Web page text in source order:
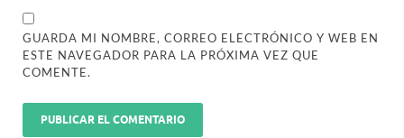
GUARDA MI NOMBRE, CORREO ELECTRÓNICO Y WEB EN
ESTE NAVEGADOR PARA LA PRÓXIMA VEZ QUE
COMENTE.